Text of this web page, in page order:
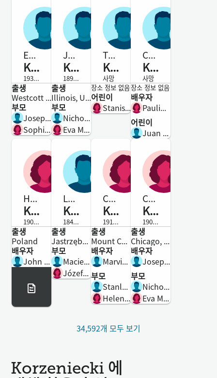
Edward D
Korzeniecki
1936-1983
남성
출생
Westcott Cemetery, Bedford, Westchester, New York, United States
부모
Joseph Korzeniecki
Sophie Bednarski
Joseph
Korzeniecki
1899-사망
남성
출생
Illinois, United States
부모
Nicholas Nikodem Korzeniecki
Eva Milewski
Teofil
Korzeniecki
사망
남성
장소 정보 없음
어린이
Stanisława
Casimiro
Korzeniecki
사망
남성
장소 정보 없음
배우자
Paulina Gomolinska
어린이
Juan Korzeniechi
Helen
Korzeniecki
1902-사망
여성
출생
Poland
배우자
John A Dorkowski
Ludwik
Korzeniecki
1845-1890
남성
출생
Jastrzębna, Sztabin, augustowski, podlaskie, Polska
부모
Maciej Korzeniecki vel Kurzynowski
Józefa Zysko
Cecelia
Korzeniecki
1915-2001
여성
출생
Mount Carmel, Northumberland, Pennsylvania, United States
배우자
Marvin Corey Wolfgang
부모
Stanley Korzeniecki
Helen Adzema
Cecilia Regina
Korzeniecki
1905-1987
여성
출생
Chicago, Cook, Illinois, United States
배우자
Joseph Mathew Kinsella
부모
Nicholas Nikodem Korzeniecki
Eva Milewski
34,592개 모두 보기
Korzeniecki 에